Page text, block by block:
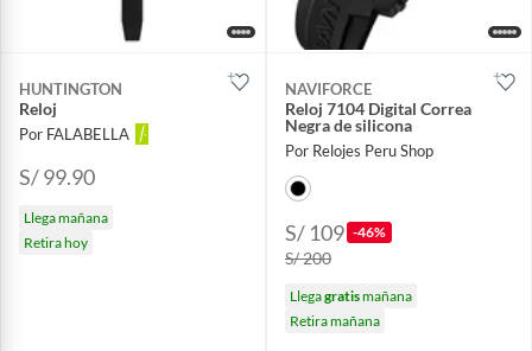
HUNTINGTON
Reloj
Por FALABELLA
S/ 99.90
Llega mañana
Retira hoy
NAVIFORCE
Reloj 7104 Digital Correa
Negra de silicona
Por Relojes Peru Shop
S/ 109 -46%
S/ 200
Llegagratismañana
Retira mañana